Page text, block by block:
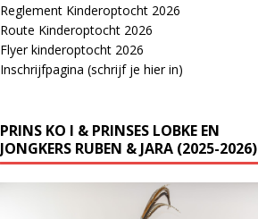
Reglement Kinderoptocht 2026
Route Kinderoptocht 2026
Flyer kinderoptocht 2026
Inschrijfpagina (schrijf je hier in)
PRINS KO I & PRINSES LOBKE EN
JONGKERS RUBEN & JARA (2025-2026)